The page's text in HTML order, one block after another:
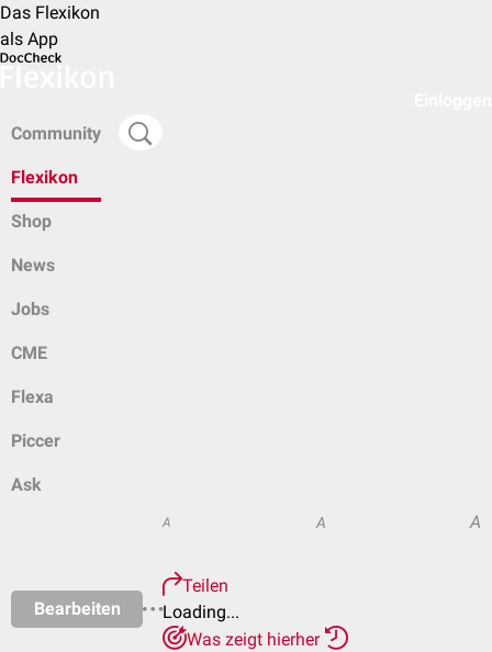
Das Flexikon
als App
Community
Flexikon
Shop
News
Jobs
CME
Flexa
Piccer
Ask
Bearbeiten
A A A
Teilen
Loading...
Was zeigt hierher